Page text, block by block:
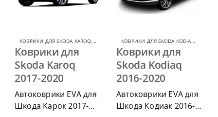
КОВРИКИ ДЛЯ SKODA KAROQ КОВРИКИ ДЛЯ SKODA
Коврики для
Skoda Karoq
2017-2020
Автоковрики EVA для
Шкода Карок 2017-
КОВРИКИ ДЛЯ SKODA KODIAQ
Коврики для
Skoda Kodiaq
2016-2020
Автоковрики EVA для
Шкода Кодиак 2016-